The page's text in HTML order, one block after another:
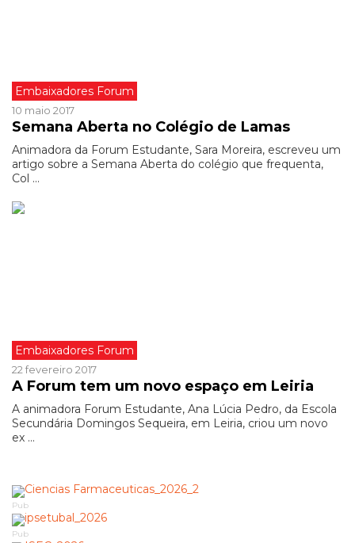
Embaixadores Forum
10 maio 2017
Semana Aberta no Colégio de Lamas
Animadora da Forum Estudante, Sara Moreira, escreveu um
artigo sobre a Semana Aberta do colégio que frequenta,
Col ...
Embaixadores Forum
22 fevereiro 2017
A Forum tem um novo espaço em Leiria
A animadora Forum Estudante, Ana Lúcia Pedro, da Escola
Secundária Domingos Sequeira, em Leiria, criou um novo
ex ...
Pub
Pub